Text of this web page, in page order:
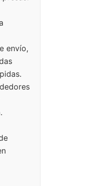
envío,